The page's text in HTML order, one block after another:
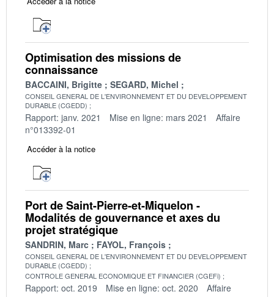
Optimisation des missions de
connaissance
BACCAINI, Brigitte SEGARD, Michel
CONSEIL GENERAL DE L'ENVIRONNEMENT ET DU DEVELOPPEMENT
DURABLE (CGEDD)
Rapport: janv. 2021 Mise en ligne: mars 2021
Affaire
n°013392-01
Accéder à la notice
Port de Saint-Pierre-et-Miquelon -
Modalités de gouvernance et axes du
projet stratégique
SANDRIN, Marc FAYOL, François
CONSEIL GENERAL DE L'ENVIRONNEMENT ET DU DEVELOPPEMENT
DURABLE (CGEDD)
CONTROLE GENERAL ECONOMIQUE ET FINANCIER (CGEFi)
Rapport: oct. 2019 Mise en ligne: oct. 2020
Affaire